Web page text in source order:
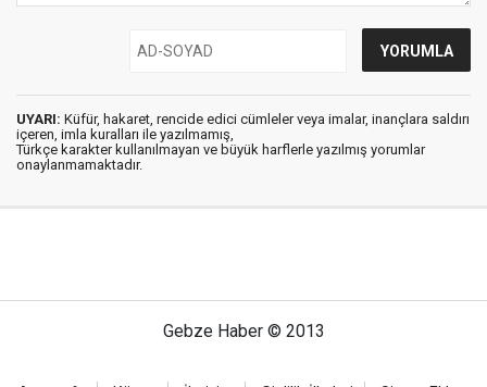
UYARI: Küfür, hakaret, rencide edici cümleler veya imalar, inançlara saldırı
içeren, imla kuralları ile yazılmamış,
Türkçe karakter kullanılmayan ve büyük harflerle yazılmış yorumlar
onaylanmamaktadır.
Gebze Haber © 2013